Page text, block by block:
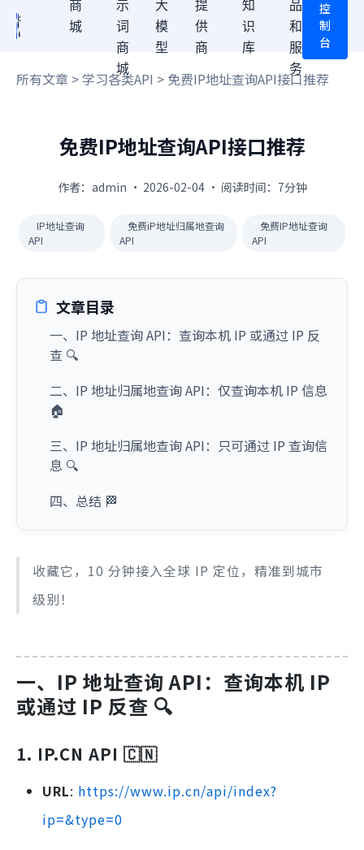
商
城
示
词
商
城
大
模
型
提
供
商
知
识
库
品
和
服
务
控
制
台
所有文章 >学习各类API > 免费IP地址查询API接口推荐
免费IP地址查询API接口推荐
作者：admin · 2026-02-04 · 阅读时间：7分钟
IP地址查询
API
免费iP地址归属地查询
API
免费IP地址查询
API
文章目录
一、IP 地址查询 API：查询本机 IP 或通过 IP 反
查 🔍
二、IP 地址归属地查询 API：仅查询本机 IP 信息
🏠
三、IP 地址归属地查询 API：只可通过 IP 查询信
息 🔍
四、总结 🏁
收藏它，10 分钟接入全球 IP 定位，精准到城市
级别！
一、IP 地址查询 API：查询本机 IP
或通过 IP 反查 🔍
1. IP.CN API 🇨🇳
URL: https://www.ip.cn/api/index?
ip=&type=0